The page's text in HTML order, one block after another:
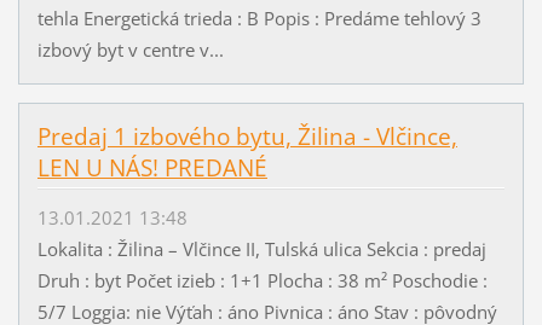
tehla Energetická trieda : B Popis : Predáme tehlový 3
izbový byt v centre v...
Predaj 1 izbového bytu, Žilina - Vlčince,
LEN U NÁS! PREDANÉ
13.01.2021 13:48
Lokalita : Žilina – Vlčince II, Tulská ulica Sekcia : predaj
Druh : byt Počet izieb : 1+1 Plocha : 38 m² Poschodie :
5/7 Loggia: nie Výťah : áno Pivnica : áno Stav : pôvodný